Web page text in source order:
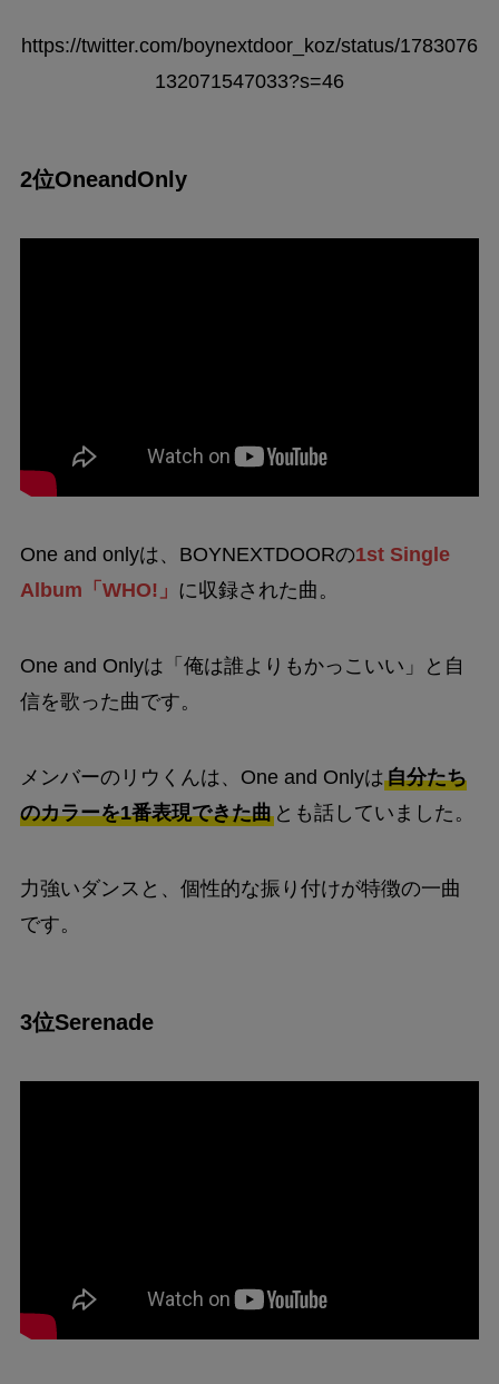
https://twitter.com/boynextdoor_koz/status/1783076
132071547033?s=46
2位OneandOnly
One and onlyは、BOYNEXTDOORの1st Single
Album「WHO!」 に収録された曲。
One and Onlyは「俺は誰よりもかっこいい」と自
信を歌った曲です。
メンバーのリウくんは、One and Onlyは自分たち
のカラーを1番表現できた曲とも話していました。
力強いダンスと、個性的な振り付けが特徴の一曲
です。
3位Serenade